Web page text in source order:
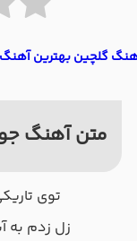
آهنگ گلچین بهترین
متن آهنگ
توی
زل زدم